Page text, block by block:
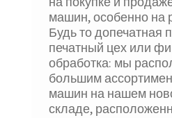
машин, особенно на
Будь то допечатная
печатный цех или
обработка: мы
большим
машин на нашем
складе,